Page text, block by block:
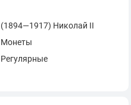
(1894—1917) Николай II
Монеты
Регулярные